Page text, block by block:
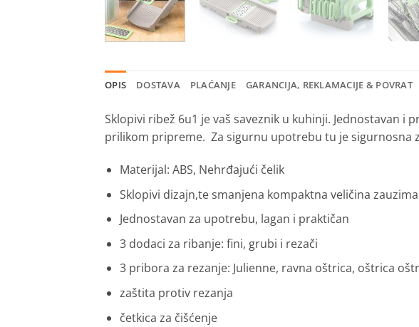
OPIS DOSTAVA PLAĆANJE GARANCIJA, REKLAMACIJE & POVRAT
Sklopivi ribež 6u1 je vaš saveznik u kuhinji. Jednostavan
prilikom pripreme. Za sigurnu upotrebu tu je sigurnosna
Materijal: ABS, Nehrđajući čelik
Sklopivi dizajn,te smanjena kompaktna veličina
Jednostavan za upotrebu, lagan i praktičan
3 dodaci za ribanje: fini, grubi i rezači
3 pribora za rezanje: Julienne, ravna oštrica, oštrica
zaštita protiv rezanja
četkica za čišćenje